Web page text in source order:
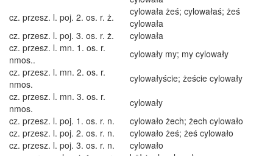
cz. przesz. l. poj. 2. os. r. ż.
cylowała żeś; cylowałaś; żeś
cylowała
cz. przesz. l. poj. 3. os. r. ż.
cylowała
cz. przesz. l. mn. 1. os. r.
nmos..
cylowały my; my cylowały
cz. przesz. l. mn. 2. os. r.
nmos.
cylowałyście; żeście cylowały
cz. przesz. l. mn. 3. os. r.
nmos.
cylowały
cz. przesz. l. poj. 1. os. r. n.
cylowało żech; żech cylowało
cz. przesz. l. poj. 2. os. r. n.
cylowało żeś; żeś cylowało
cz. przesz. l. poj. 3. os. r. n.
cylowało